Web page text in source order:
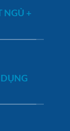
NGỦ +